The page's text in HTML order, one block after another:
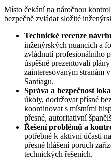
Místo čekání na náročnou
bezpečně zvládat složité
Technické recenze
inženýrských nuancích a
zvládnutí profesionálního
úspěšně prezentovali
zainteresovaným stranám
Santiagu.
Správa a bezpečnost
úkoly, dodržovat přísné
koordinovat s místními
přesné, autoritativní
Řešení problémů a
potřebné k aktivní účasti
přesné hlášení poruch
technických řešeních.